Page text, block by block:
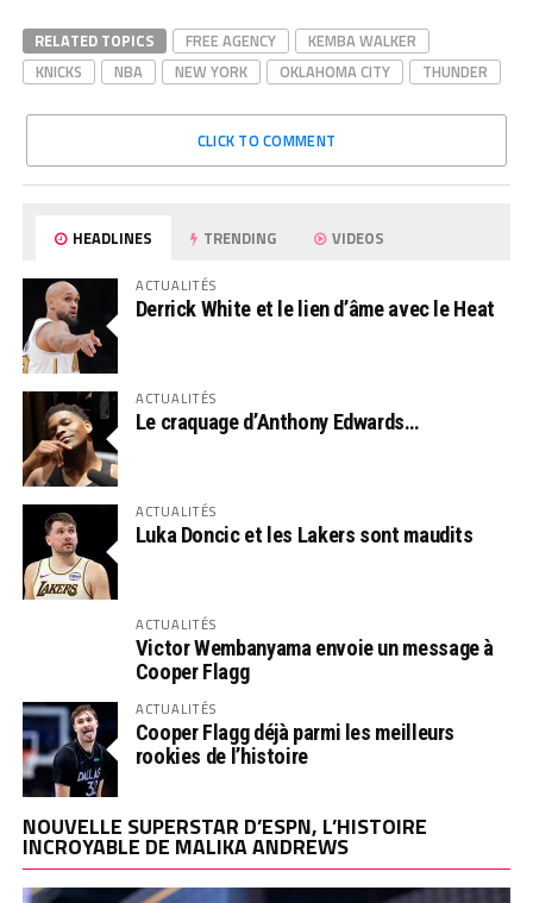
RELATED TOPICS FREE AGENCY
KEMBA WALKER
KNICKS
NBA NEW YORK OKLAHOMA CITY THUNDER
CLICK TO COMMENT
HEADLINES TRENDING VIDEOS
ACTUALITÉS
Derrick White et le lien d’âme avec le Heat
ACTUALITÉS
Le craquage d’Anthony Edwards…
ACTUALITÉS
Luka Doncic et les Lakers sont maudits
ACTUALITÉS
Victor Wembanyama envoie un message à
Cooper Flagg
ACTUALITÉS
Cooper Flagg déjà parmi les meilleurs
rookies de l’histoire
NOUVELLE SUPERSTAR D’ESPN, L’HISTOIRE
INCROYABLE DE MALIKA ANDREWS